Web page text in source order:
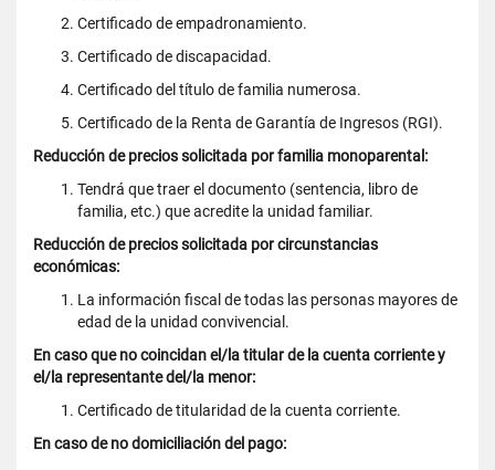
Certificado de empadronamiento.
Certificado de discapacidad.
Certificado del título de familia numerosa.
Certificado de la Renta de Garantía de Ingresos (RGI).
Reducción de precios solicitada por familia monoparental:
Tendrá que traer el documento (sentencia, libro de
familia, etc.) que acredite la unidad familiar.
Reducción de precios solicitada por circunstancias
económicas:
La información fiscal de todas las personas mayores de
edad de la unidad convivencial.
En caso que no coincidan el/la titular de la cuenta corriente y
el/la representante del/la menor:
Certificado de titularidad de la cuenta corriente.
En caso de no domiciliación del pago: